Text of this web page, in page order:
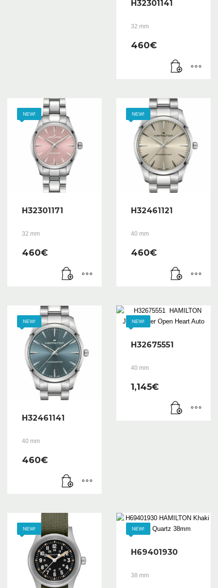
H32301141
32 mm
460€
NEW!
H32301171
32 mm
460€
NEW!
H32461121
40 mm
460€
NEW!
H32461141
40 mm
460€
NEW!
H32675551
40 mm
1,145€
NEW! NEW!
H69401930
38 mm